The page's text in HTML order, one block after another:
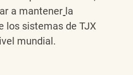
a mantener la
los sistemas de TJX
mundial.